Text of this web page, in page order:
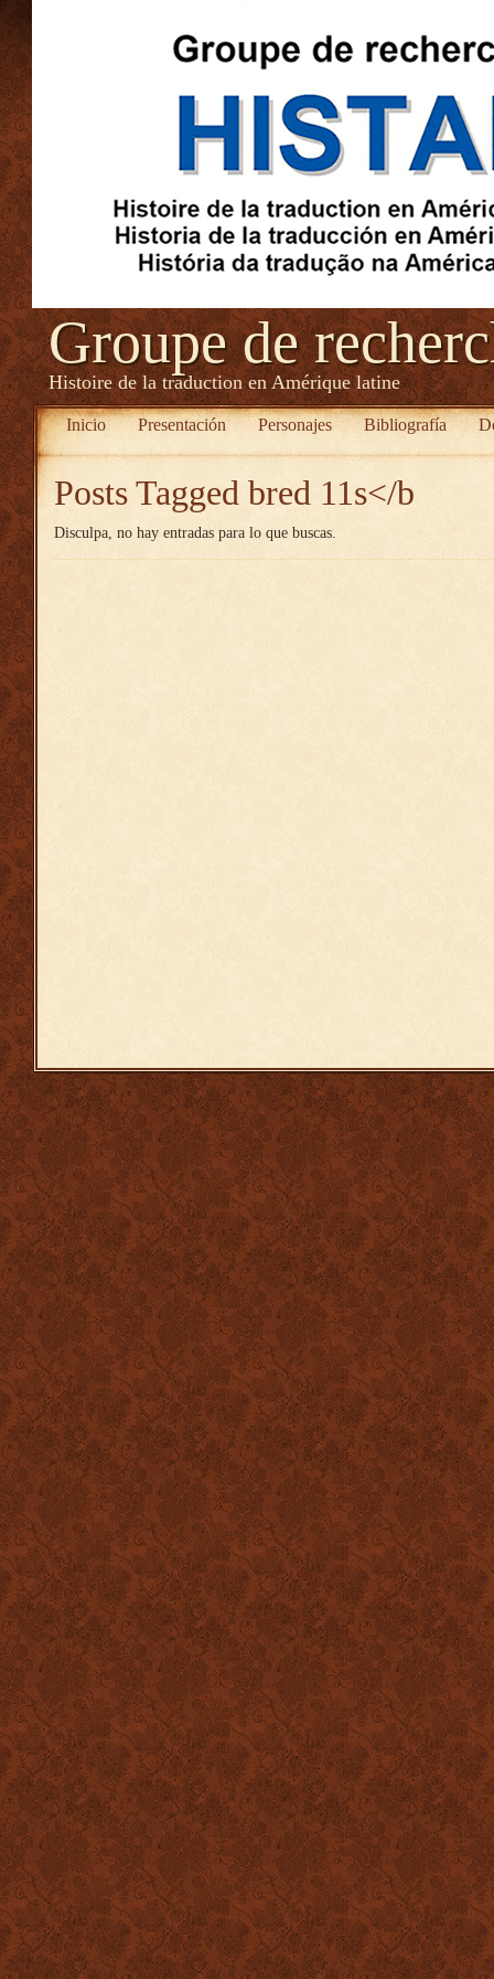
Groupe de
Histoire de la traduction en Amérique latine
Inicio Presentación Personajes Bibliografía
Posts Tagged bred 11s</b
Disculpa, no hay entradas para lo que buscas.